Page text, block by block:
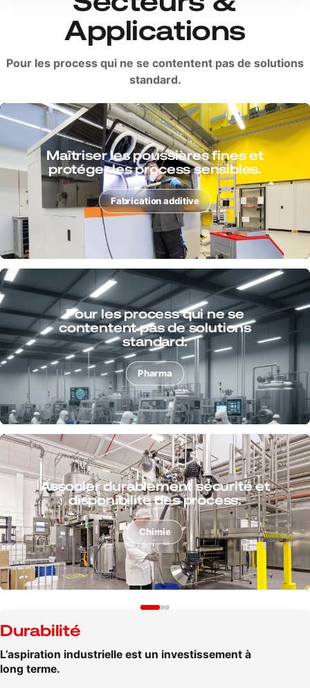
Applications
Pour les process qui ne se contentent pas de solutions
standard.
Combiner de manière fiable
hygiène, temps de cycle et sécurité.
Agroalimentaire
Maîtriser en toute sécurité les
copeaux, granulés et poussières au
sein du process.
Plastiques
Aspirer copeaux, poussières et
liquides avec fiabilité de process.
Métal
Durabilité
L’aspiration industrielle est un investissement à
long terme.